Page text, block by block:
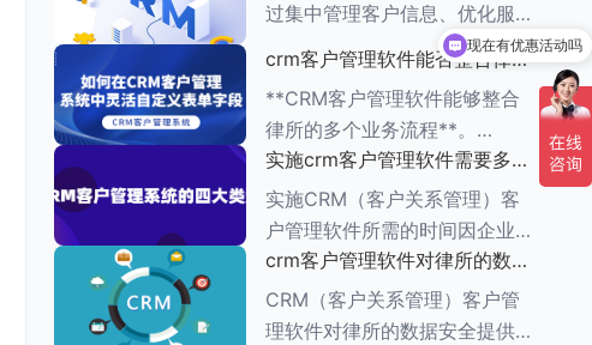
过集中管理客户信息、优化服务
流程、提供个性化服务等多种方
式，能够有效提高客户满意度。
以下是一些具体的方法： ###
一、集中管理客户信息 CRM软
件
crm客户管理软件能否整合律所
的多个业务流程
**CRM客户管理软件能够整合
律所的多个业务流程**。
CRM（客户关系管理）管理软
件的功能多种多样，旨在帮助企
业有效管理与客户之间的互动，
增强客户满意度，提升销售业
绩。以下是对CR
实施crm客户管理软件需要多长
时间
实施CRM（客户关系管理）客
户管理软件所需的时间因企业的
具体需求、系统复杂程度、企业
规模以及资源分配情况而异。一
般来说，整个实施周期可以分为
crm客户管理软件对律所的数据
安全有何保障措施
CRM（客户关系管理）客户管
理软件对律所的数据安全提供了
现在有优惠活动吗